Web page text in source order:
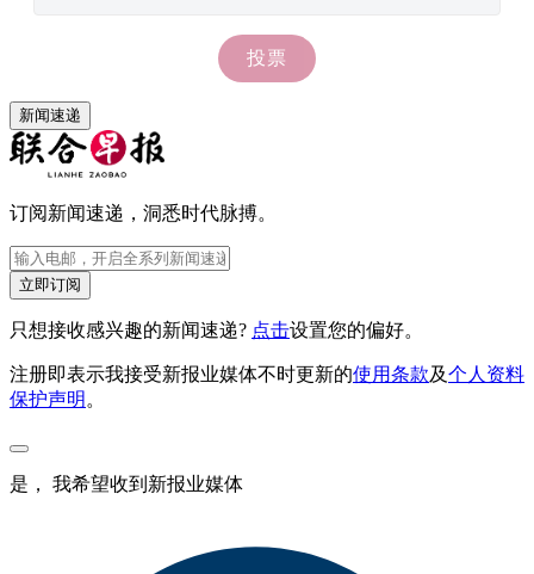
新闻速递
订阅新闻速递，洞悉时代脉搏。
立即订阅
只想接收感兴趣的新闻速递? 点击设置您的偏好。
注册即表示我接受新报业媒体不时更新的使用条款及个人资料
保护声明。
是， 我希望收到新报业媒体